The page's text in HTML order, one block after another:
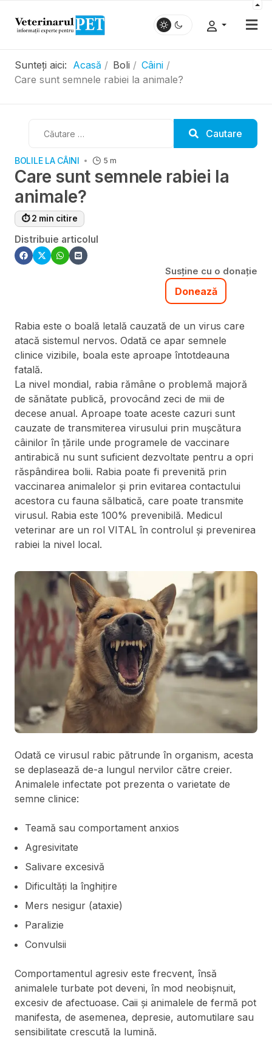
Sunteți aici: Acasă Boli
Câini
Care sunt semnele rabiei la animale?
Cautare
BOLILE LA CÂINI 5 m
Care sunt semnele rabiei la
animale?
⏱ 2 min citire
Distribuie articolul
Susține cu o donație
Donează
Rabia este o boală letală cauzată de un virus care
atacă sistemul nervos. Odată ce apar semnele
clinice vizibile, boala este aproape întotdeauna
fatală.
La nivel mondial, rabia rămâne o problemă majoră
de sănătate publică, provocând zeci de mii de
decese anual. Aproape toate aceste cazuri sunt
cauzate de transmiterea virusului prin mușcătura
câinilor în țările unde programele de vaccinare
antirabică nu sunt suficient dezvoltate pentru a opri
răspândirea bolii. Rabia poate fi prevenită prin
vaccinarea animalelor și prin evitarea contactului
acestora cu fauna sălbatică, care poate transmite
virusul. Rabia este 100% prevenibilă. Medicul
veterinar are un rol VITAL în controlul și prevenirea
rabiei la nivel local.
Odată ce virusul rabic pătrunde în organism, acesta
se deplasează de-a lungul nervilor către creier.
Animalele infectate pot prezenta o varietate de
semne clinice:
Teamă sau comportament anxios
Agresivitate
Salivare excesivă
Dificultăți la înghițire
Mers nesigur (ataxie)
Paralizie
Convulsii
Comportamentul agresiv este frecvent, însă
animalele turbate pot deveni, în mod neobișnuit,
excesiv de afectuoase. Caii și animalele de fermă pot
manifesta, de asemenea, depresie, automutilare sau
sensibilitate crescută la lumină.